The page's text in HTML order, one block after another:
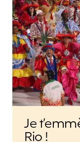
Je
Rio !